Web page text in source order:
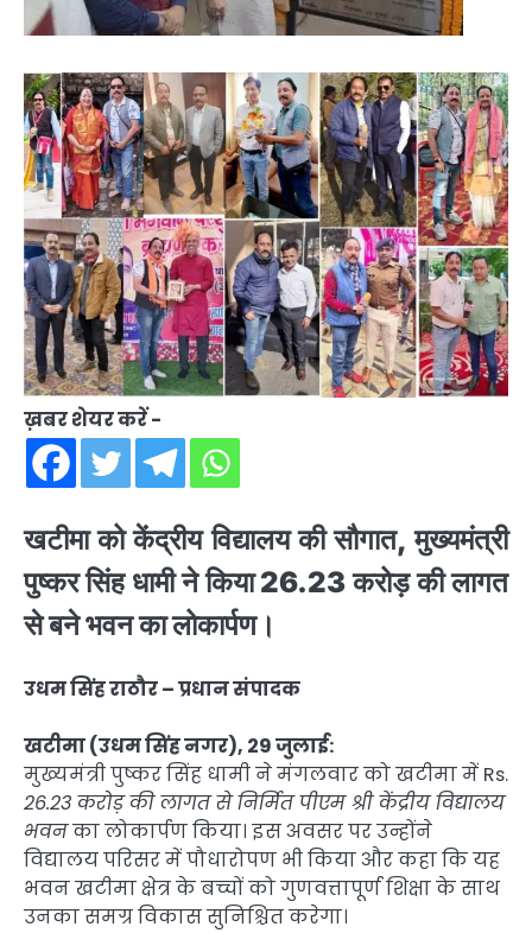
ख़बर शेयर करें -
खटीमा को केंद्रीय विद्यालय की सौगात, मुख्यमंत्री
पुष्कर सिंह धामी ने किया 26.23 करोड़ की लागत
से बने भवन का लोकार्पण।
उधम सिंह राठौर – प्रधान संपादक
खटीमा (उधम सिंह नगर), 29 जुलाई:
मुख्यमंत्री पुष्कर सिंह धामी ने मंगलवार को खटीमा में Rs.
26.23 करोड़ की लागत से निर्मित पीएम श्री केंद्रीय विद्यालय
भवनका लोकार्पण किया। इस अवसर पर उन्होंने
विद्यालय परिसर में पौधारोपण भी किया और कहा कि यह
भवन खटीमा क्षेत्र के बच्चों को गुणवत्तापूर्ण शिक्षा के साथ
उनका समग्र विकास सुनिश्चित करेगा।